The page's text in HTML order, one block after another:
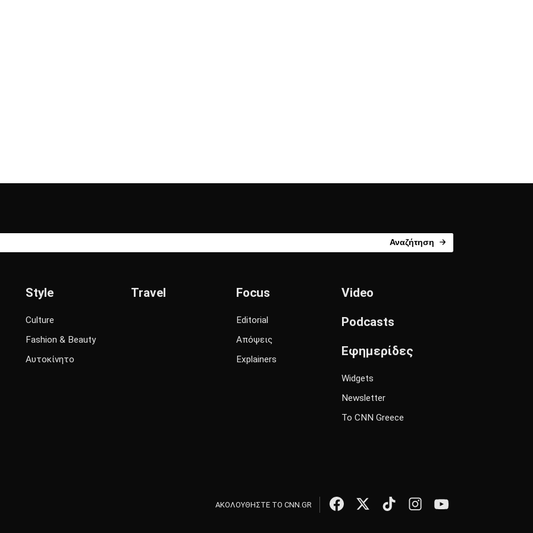
Αναζήτηση
Style
Culture
Fashion & Beauty
Αυτοκίνητο
Travel Focus
Editorial
Απόψεις
Explainers
Video
Podcasts
Εφημερίδες
Widgets
Newsletter
Το CNN Greece
ΑΚΟΛΟΥΘΗΣΤΕ ΤΟ CNN.GR